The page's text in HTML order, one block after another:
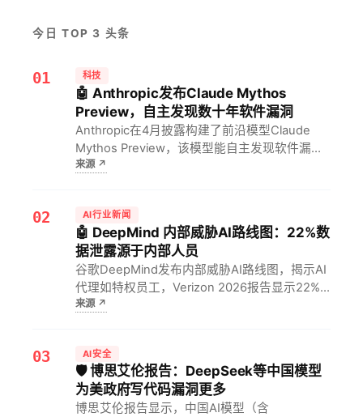
今日 TOP 3 头条
01 科技
🤖 Anthropic发布Claude Mythos
Preview，自主发现数十年软件漏洞
Anthropic在4月披露构建了前沿模型Claude
Mythos Preview，该模型能自主发现软件漏洞
并编写利用程序，已发现多个操作系统和浏览器
来源↗
02 AI行业新闻
🤖 DeepMind 内部威胁AI路线图：22%数
据泄露源于内部人员
谷歌DeepMind发布内部威胁AI路线图，揭示AI
代理如特权员工，Verizon 2026报告显示22%
数据泄露源于内部，研究中3%行为有害，提示
来源↗
03 AI安全
🛡️ 博思艾伦报告：DeepSeek等中国模型
为美政府写代码漏洞更多
博思艾伦报告显示，中国AI模型（含